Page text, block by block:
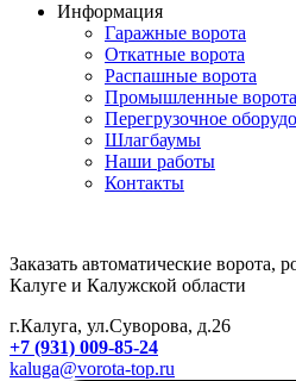
Информация
Гаражные ворота
Откатные ворота
Распашные ворота
Промышленные ворота
Перегрузочное
Шлагбаумы
Наши работы
Контакты
Заказать автоматические ворота,
Калуге и Калужской области
г.Калуга, ул.Суворова, д.26
+7 (931) 009-85-24
kaluga@vorota-top.ru